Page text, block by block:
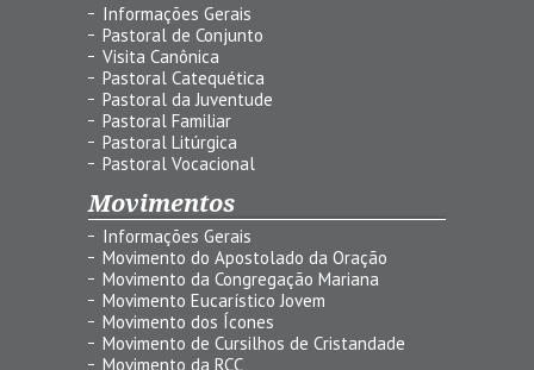
Informações Gerais
Pastoral de Conjunto
Visita Canônica
Pastoral Catequética
Pastoral da Juventude
Pastoral Familiar
Pastoral Litúrgica
Pastoral Vocacional
Movimentos
Informações Gerais
Movimento do Apostolado da Oração
Movimento da Congregação Mariana
Movimento Eucarístico Jovem
Movimento dos Ícones
Movimento de Cursilhos de Cristandade
Movimento da RCC